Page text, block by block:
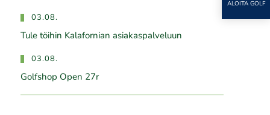
ALOITA GOLF
03.08.
Tule töihin Kalafornian asiakaspalveluun
03.08.
Golfshop Open 27r